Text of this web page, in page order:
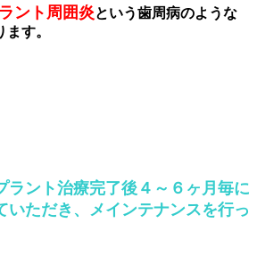
ント 周囲炎という歯周病のような
ます。
ラント治療完了後４～６ヶ月毎に
いただき 、
メインテナンスを行っ